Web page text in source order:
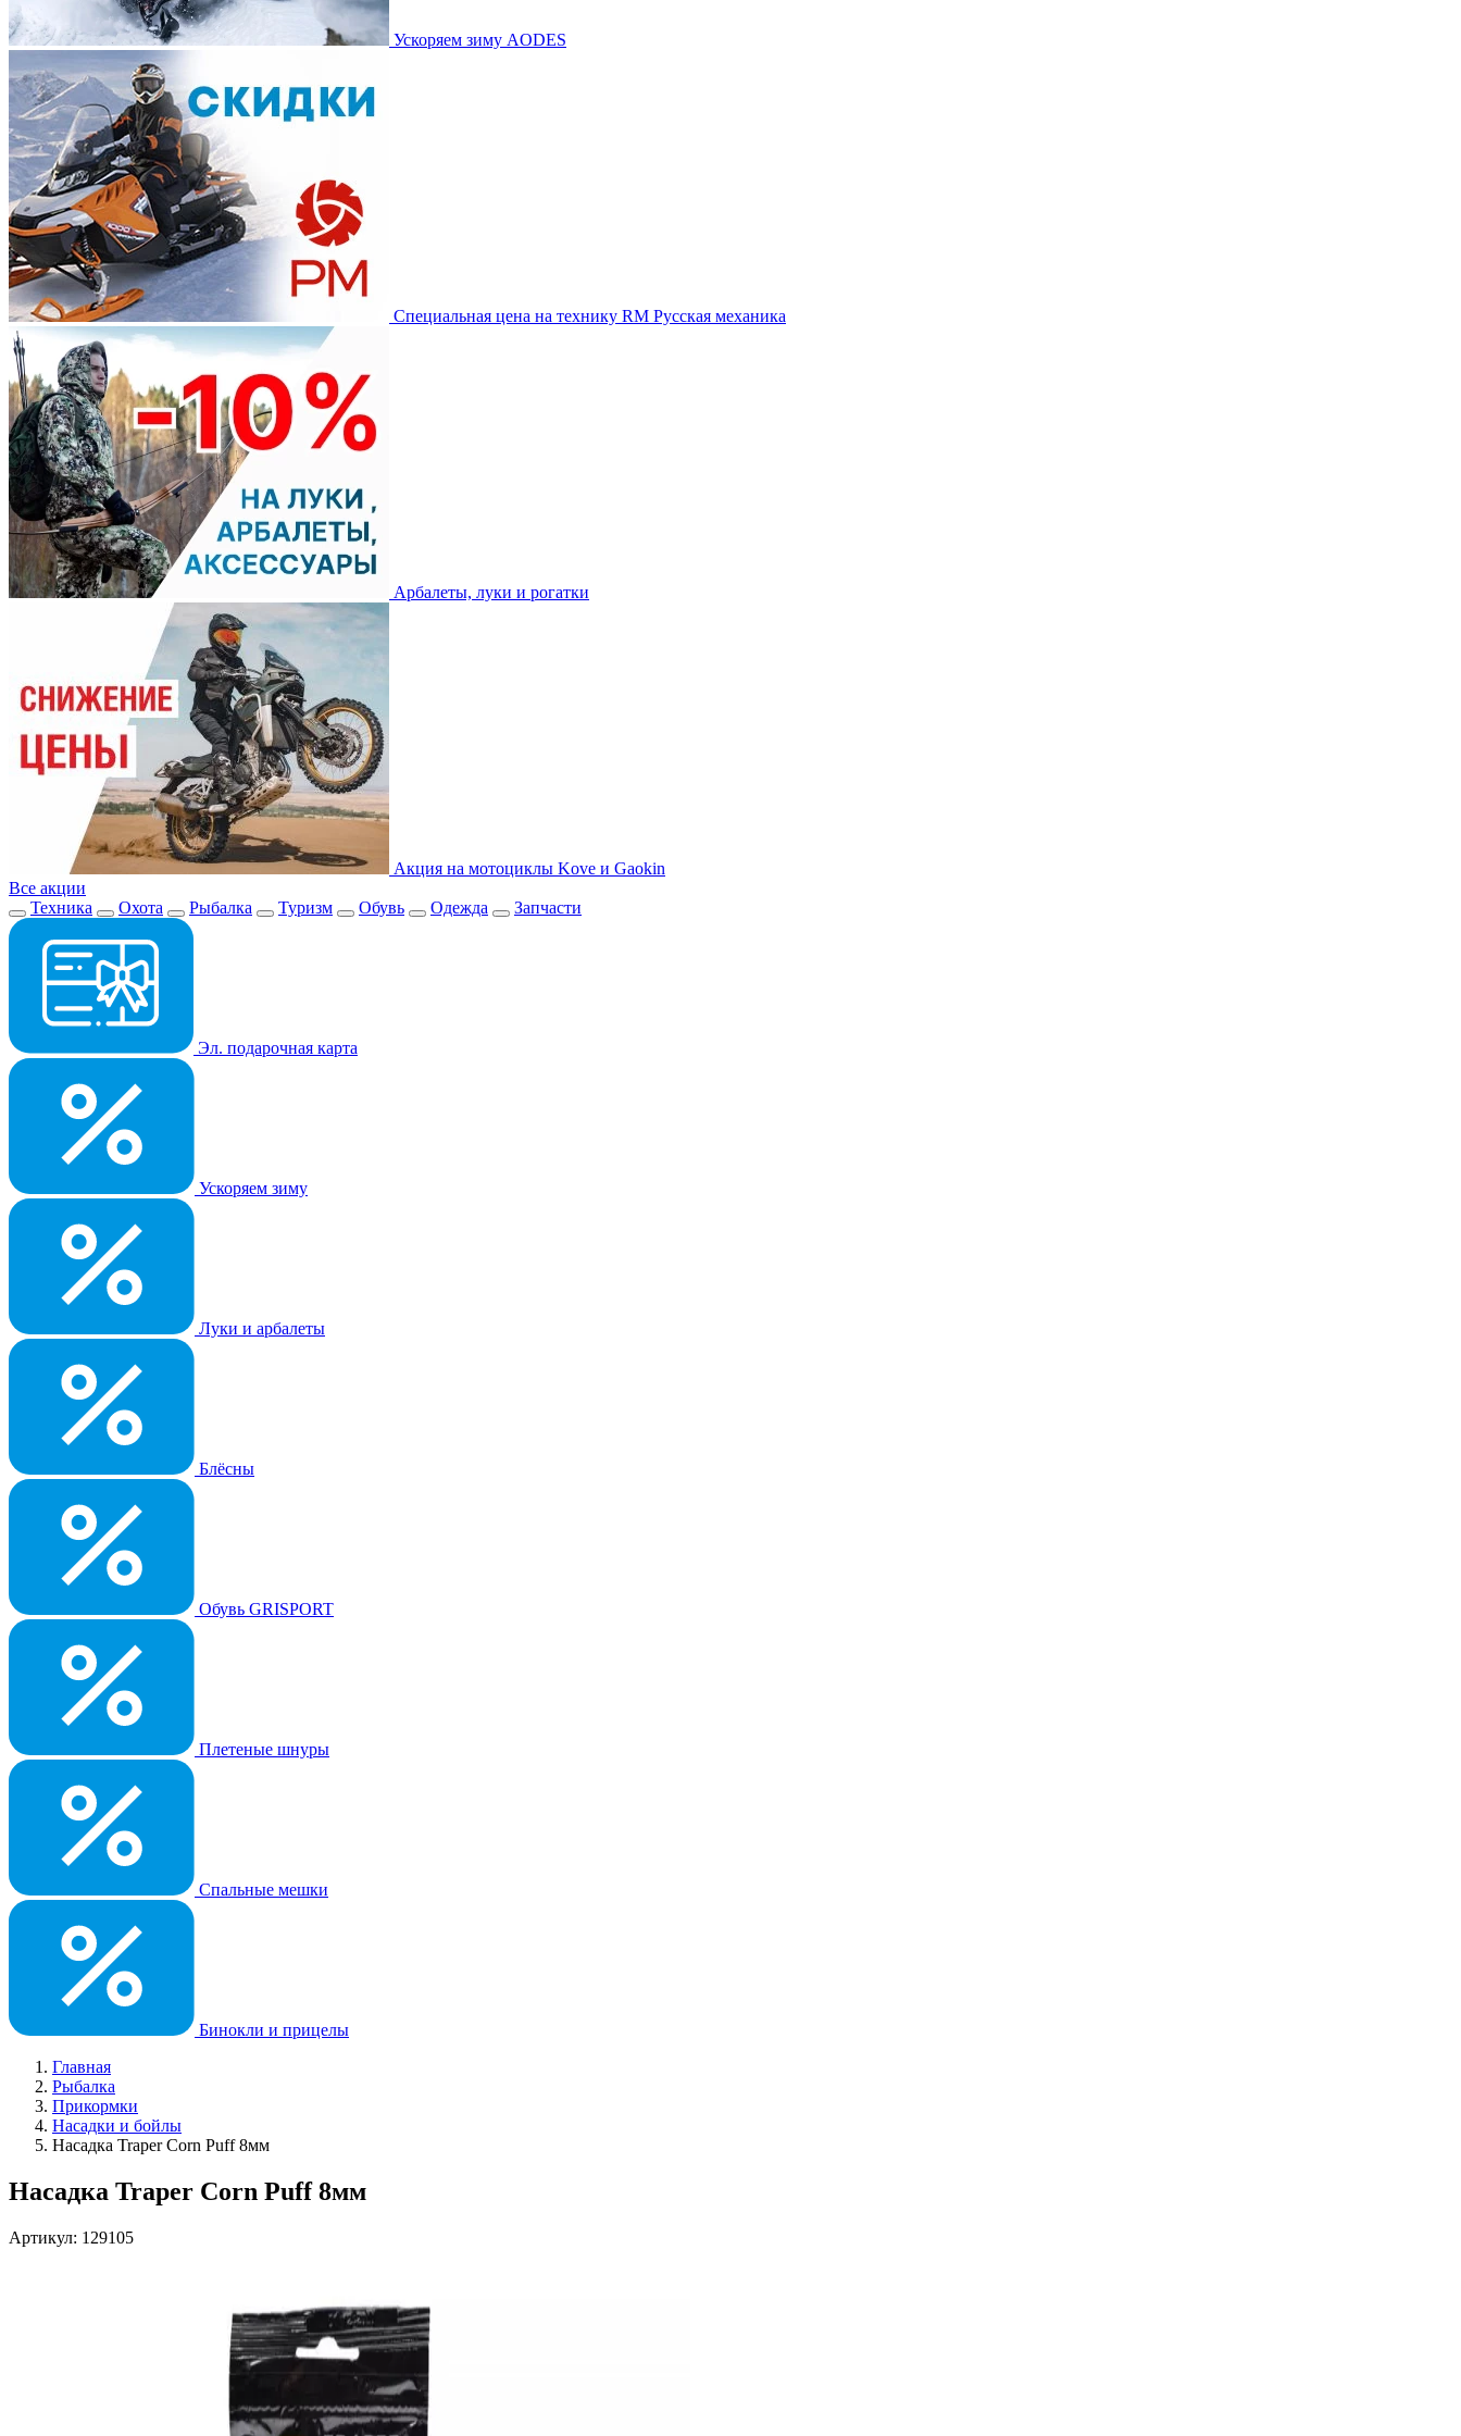
Ускоряем зиму AODES
Специальная цена на технику RM Русская механика
Арбалеты, луки и рогатки
Акция на мотоциклы Kove и Gaokin
Все акции
Техника
Охота Рыбалка Туризм Обувь Одежда Запчасти
Эл. подарочная карта
Ускоряем зиму
Луки и арбалеты
Блёсны
Обувь GRISPORT
Плетеные шнуры
Спальные мешки
Бинокли и прицелы
Главная
Рыбалка
Прикормки
Насадки и бойлы
Насадка Traper Corn Puff 8мм
Насадка Traper Corn Puff 8мм
Артикул: 129105